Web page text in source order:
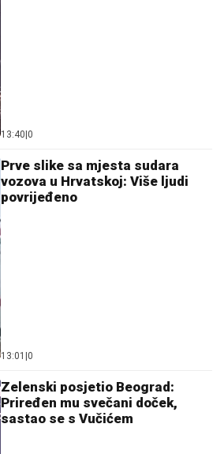
13:40|0
Prve slike sa mjesta sudara
vozova u Hrvatskoj: Više ljudi
povrijeđeno
13:01 |0
Zelenski posjetio Beograd:
Priređen mu svečani doček,
sastao se s Vučićem